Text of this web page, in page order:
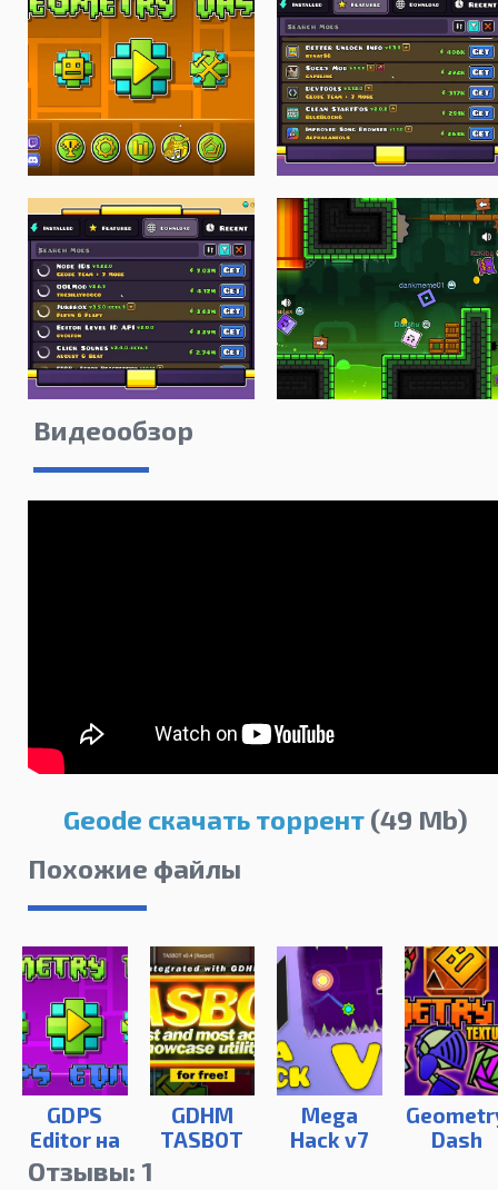
Видеообзор
Geode скачать торрент (49 Mb)
Похожие файлы
GDPS
Editor на
ПК
GDHM
TASBOT
Mega
Hack v7
Dash
Отзывы: 1